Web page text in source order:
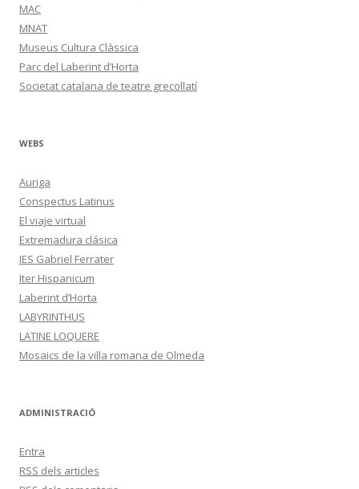
MAC
MNAT
Museus Cultura Clàssica
Parc del Laberint d’Horta
Societat catalana de teatre grecollatí
WEBS
Auriga
Conspectus Latinus
El viaje virtual
Extremadura clásica
IES Gabriel Ferrater
Iter Hispanicum
Laberint d’Horta
LABYRINTHUS
LATINE LOQUERE
Mosaics de la villa romana de Olmeda
ADMINISTRACIÓ
Entra
RSS dels articles